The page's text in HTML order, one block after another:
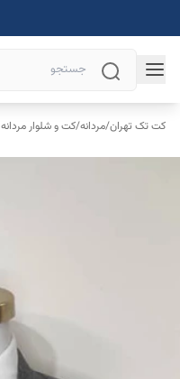
کت تک تهران/مردانه/کت و شلوار مردانه